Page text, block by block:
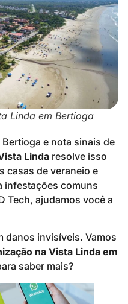
Linda em Bertioga
e nota sinais de
Linda resolve isso
casas de veraneio e
infestações comuns
Tech, ajudamos você a
danos invisíveis. Vamos
na Vista Linda em
saber mais?